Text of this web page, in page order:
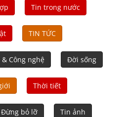
Tin trong nước
TIN TỨC
& Công nghệ Đời sống
Thời tiết
Đừng bỏ lỡ Tin ảnh